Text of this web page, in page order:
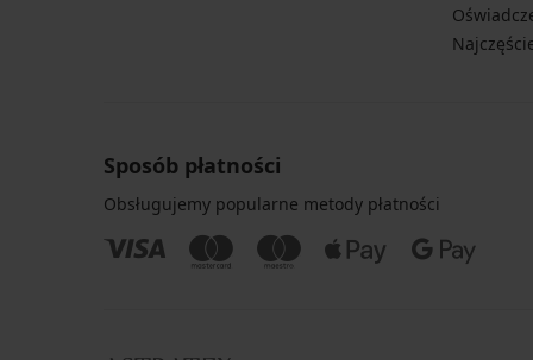
Sposób płatności
Obsługujemy popularne metody płatności